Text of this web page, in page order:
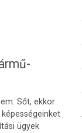
Sőt, ekkor
ügyek